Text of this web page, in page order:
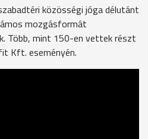
közösségi jóga délutánt
mozgásformát
Több, mint 150-en vettek részt
Kft. eseményén.